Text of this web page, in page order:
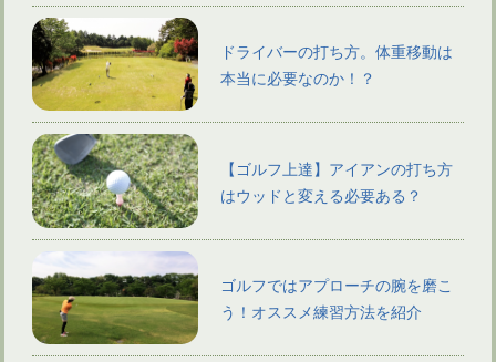
ドライバーの打ち方。体重移動は
本当に必要なのか！？
【ゴルフ上達】アイアンの打ち方
はウッドと変える必要ある？
ゴルフではアプローチの腕を磨こ
う！オススメ練習方法を紹介